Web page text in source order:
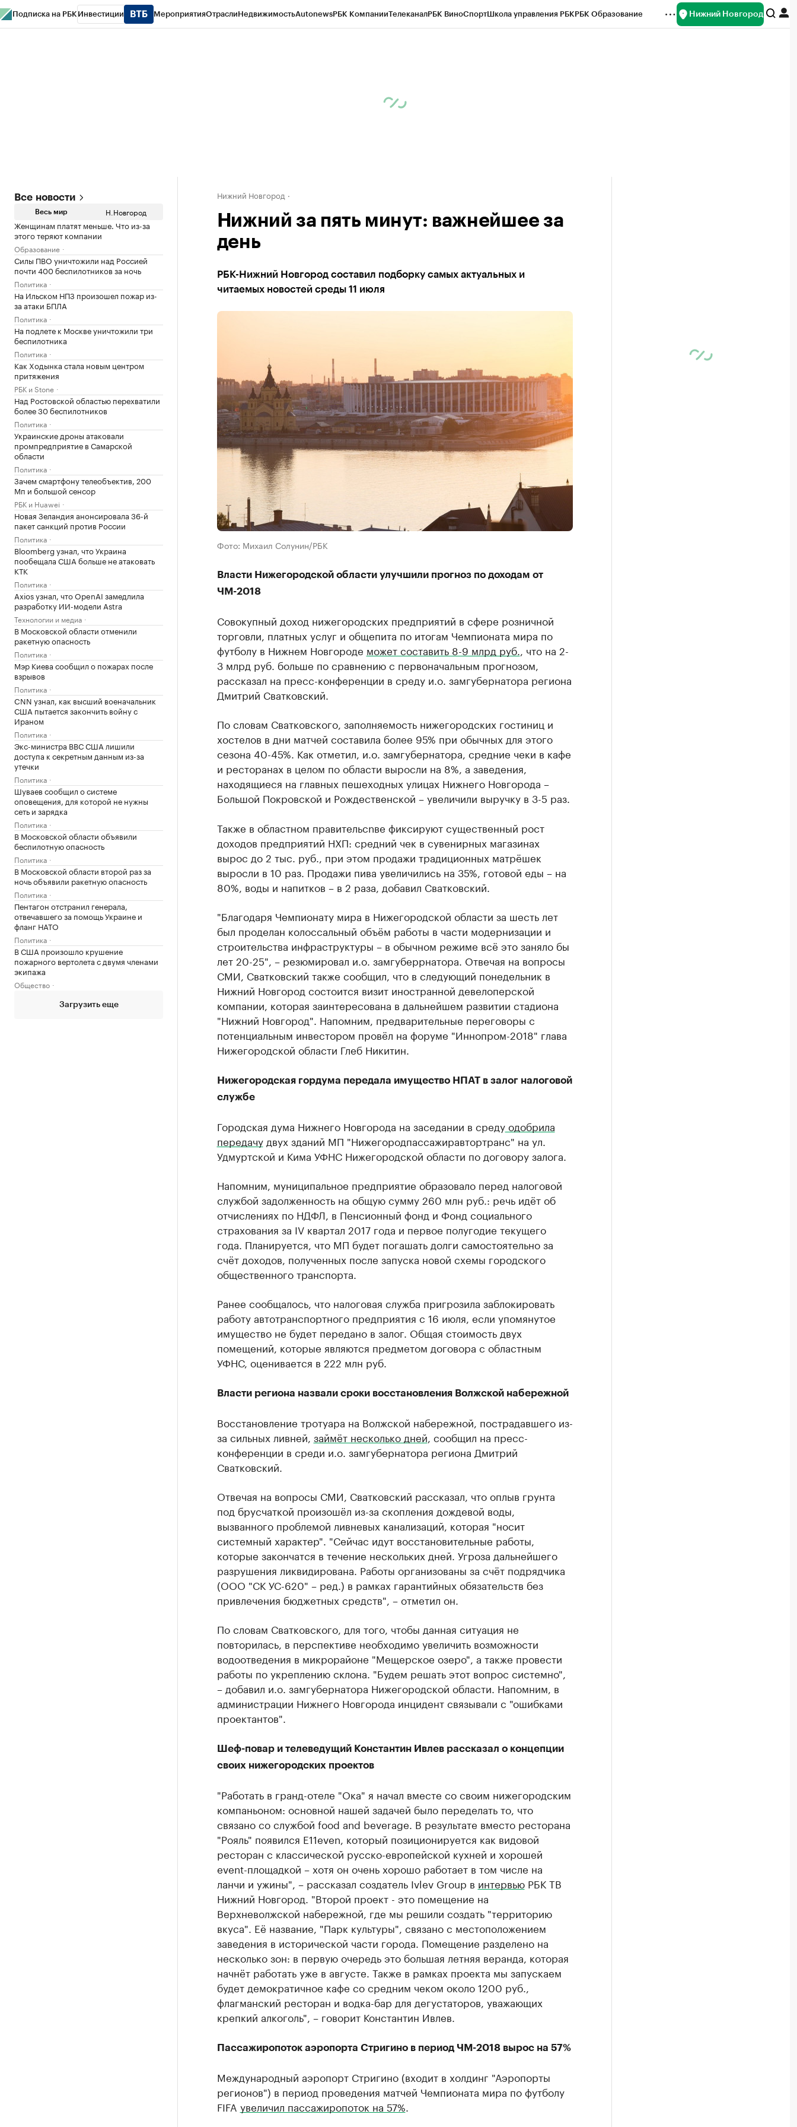
Подписка на РБК Инвестиции МероприятияОтраслиНедвижимостьAutonewsРБК КомпанииТелеканалРБК ВиноСпортШкола управления РБКРБК Образование Нижний Новгород
Все новости
Весь мир Н.Новгород
Женщинам платят меньше. Что из-за
этого теряют компании
Образование
Силы ПВО уничтожили над Россией
почти 400 беспилотников за ночь
Политика
На Ильском НПЗ произошел пожар из-
за атаки БПЛА
Политика
На подлете к Москве уничтожили три
беспилотника
Политика
Как Ходынка стала новым центром
притяжения
РБК и Stone
Над Ростовской областью перехватили
более 30 беспилотников
Политика
Украинские дроны атаковали
промпредприятие в Самарской
области
Политика
Зачем смартфону телеобъектив, 200
Мп и большой сенсор
РБК и Huawei
Новая Зеландия анонсировала 36-й
пакет санкций против России
Политика
Bloomberg узнал, что Украина
пообещала США больше не атаковать
КТК
Политика
Axios узнал, что OpenAI замедлила
разработку ИИ-модели Astra
Технологии и медиа
В Московской области отменили
ракетную опасность
Политика
Мэр Киева сообщил о пожарах после
взрывов
Политика
CNN узнал, как высший военачальник
США пытается закончить войну с
Ираном
Политика
Экс-министра ВВС США лишили
доступа к секретным данным из-за
утечки
Политика
Шуваев сообщил о системе
оповещения, для которой не нужны
сеть и зарядка
Политика
В Московской области объявили
беспилотную опасность
Политика
В Московской области второй раз за
ночь объявили ракетную опасность
Политика
Пентагон отстранил генерала,
отвечавшего за помощь Украине и
фланг НАТО
Политика
В США произошло крушение
пожарного вертолета с двумя членами
экипажа
Общество
Загрузить еще
Нижний Новгород
Нижний за пять минут: важнейшее за
день
РБК-Нижний Новгород составил подборку самых актуальных и
читаемых новостей среды 11 июля
Фото: Михаил Солунин/РБК
Власти Нижегородской области улучшили прогноз по доходам от
ЧМ-2018
Совокупный доход нижегородских предприятий в сфере розничной
торговли, платных услуг и общепита по итогам Чемпионата мира по
футболу в Нижнем Новгороде может составить 8-9 млрд руб.
, что на 2-
3 млрд руб. больше по сравнению с первоначальным прогнозом,
рассказал на пресс-конференции в среду и.о. замгубернатора региона
Дмитрий Сватковский.
По словам Сватковского, заполняемость нижегородских гостиниц и
хостелов в дни матчей составила более 95% при обычных для этого
сезона 40-45%. Как отметил, и.о. замгубернатора, средние чеки в кафе
и ресторанах в целом по области выросли на 8%, а заведения,
находящиеся на главных пешеходных улицах Нижнего Новгорода –
Большой Покровской и Рождественской – увеличили выручку в 3-5 раз.
Также в областном правительсnве фиксируют существенный рост
доходов предприятий НХП: средний чек в сувенирных магазинах
вырос до 2 тыс. руб., при этом продажи традиционных матрёшек
выросли в 10 раз. Продажи пива увеличились на 35%, готовой еды – на
80%, воды и напитков – в 2 раза, добавил Сватковский.
"​Благодаря Чемпионату мира в Нижегородской области за шесть лет
был проделан колоссальный объём работы в части модернизации и
строительства инфраструктуры – в обычном режиме всё это заняло бы
лет 20-25", – резюмировал и.о. замгуберрнатора. Отвечая на вопросы
СМИ, Сватковский также сообщил, что в следующий понедельник в
Нижний Новгород состоится визит иностранной девелоперской
компании, которая заинтересована в дальнейшем развитии стадиона
"Нижний Новгород". Напомним, предварительные переговоры с
потенциальным инвестором провёл на форуме "Иннопром-2018" глава
Нижегородской области Глеб Никитин.
Нижегородская гордума передала имущество НПАТ в залог налоговой
службе
Городская дума Нижнего Новгорода на заседании в средуодобрила
передачудвух зданий МП "Нижегородпассажиравтортранс" на ул.
Удмуртской и Кима УФНС Нижегородской области по договору залога.
Напомним, муниципальное предприятие образовало перед налоговой
службой задолженность на общую сумму 260 млн руб.: речь идёт об
отчислениях по НДФЛ, в Пенсионный фонд и Фонд социального
страхования за IV квартал 2017 года и первое полугодие текущего
года. Планируется, что МП будет погашать долги самостоятельно за
счёт доходов, полученных после запуска новой схемы городского
общественного транспорта.
Ранее сообщалось, что налоговая служба пригрозила заблокировать
работу автотранспортного предприятия с 16 июля, если упомянутое
имущество не будет передано в залог. Общая стоимость двух
помещений, которые являются предметом договора с областным
УФНС, оценивается в 222 млн руб.
Власти региона назвали сроки восстановления Волжской набережной
Восстановление тротуара на Волжской набережной, пострадавшего из-
за сильных ливней, займёт несколько дней , сообщил на пресс-
конференции в среди и.о. замгубернатора региона Дмитрий
Сватковский.
Отвечая на вопросы СМИ, Сватковский рассказал, что оплыв грунта
под брусчаткой произошёл из-за скопления дождевой воды,
вызванного проблемой ливневых канализаций, которая "носит
системный характер". "Сейчас идут восстановительные работы,
которые закончатся в течение нескольких дней. Угроза дальнейшего
разрушения ликвидирована. Работы организованы за счёт подрядчика
(ООО "СК УС-620" – ред.) в рамках гарантийных обязательств без
привлечения бюджетных средств", – отметил он.
По словам Сватковского, для того, чтобы данная ситуация не
повторилась, в перспективе необходимо увеличить возможности
водоотведения в микрорайоне "Мещерское озеро", а также провести
работы по укреплению склона. "Будем решать этот вопрос системно",
– добавил и.о. замгубернатора Нижегородской области. Напомним, в
администрации Нижнего Новгорода инцидент связывали с "ошибками
проектантов".
Шеф-повар и телеведущий Константин Ивлев рассказал о концепции
своих нижегородских проектов
"Работать в гранд-отеле "Ока" я начал вместе со своим нижегородским
компаньоном: основной нашей задачей было переделать то, что
связано со службой food and beverage. В результате вместо ресторана
"Рояль" появился E11even, который позиционируется как видовой
ресторан с классической русско-европейской кухней и хорошей
event-площадкой – хотя он очень хорошо работает в том числе на
ланчи и ужины", –​ рассказал создатель Ivlev Group в интервьюРБК ТВ
Нижний Новгород. "Второй проект - это помещение на
Верхневолжской набережной, где мы решили создать "территорию
вкуса". Её название, "Парк культуры", связано с местоположением
заведения в исторической части города. Помещение разделено на
несколько зон: в первую очередь это большая летняя веранда, которая
начнёт работать уже в августе. Также в рамках проекта мы запускаем
будет демократичное кафе со средним чеком около 1200 руб.,
флагманский ресторан и водка-бар для дегустаторов, уважающих
крепкий алкоголь", –​ ​говорит Константин Ивлев.
Пассажиропоток аэропорта Стригино в период ЧМ-2018 вырос на 57%
Международный аэропорт Стригино (входит в холдинг "Аэропорты
регионов") в период проведения матчей Чемпионата мира по футболу
FIFA увеличил пассажиропоток на 57%